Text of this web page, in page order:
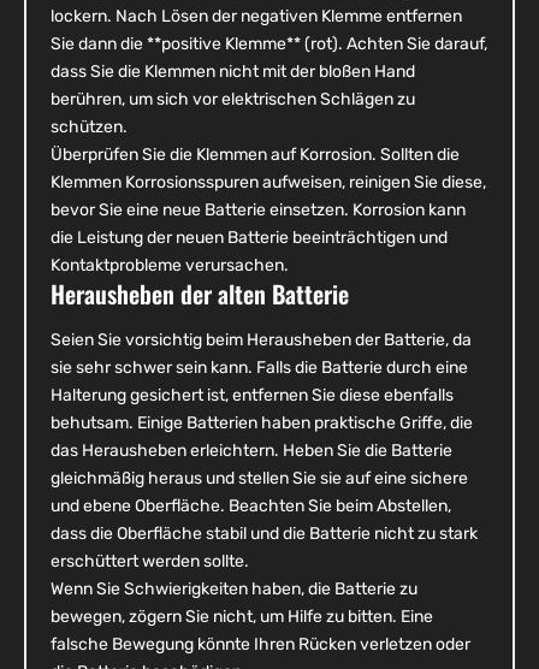
lockern. Nach Lösen der negativen Klemme entfernen
Sie dann die **positive Klemme** (rot). Achten Sie darauf,
dass Sie die Klemmen nicht mit der bloßen Hand
berühren, um sich vor elektrischen Schlägen zu
schützen.
Überprüfen Sie die Klemmen auf Korrosion. Sollten die
Klemmen Korrosionsspuren aufweisen, reinigen Sie diese,
bevor Sie eine neue Batterie einsetzen. Korrosion kann
die Leistung der neuen Batterie beeinträchtigen und
Kontaktprobleme verursachen.
Herausheben der alten Batterie
Seien Sie vorsichtig beim Herausheben der Batterie, da
sie sehr schwer sein kann. Falls die Batterie durch eine
Halterung gesichert ist, entfernen Sie diese ebenfalls
behutsam. Einige Batterien haben praktische Griffe, die
das Herausheben erleichtern. Heben Sie die Batterie
gleichmäßig heraus und stellen Sie sie auf eine sichere
und ebene Oberfläche. Beachten Sie beim Abstellen,
dass die Oberfläche stabil und die Batterie nicht zu stark
erschüttert werden sollte.
Wenn Sie Schwierigkeiten haben, die Batterie zu
bewegen, zögern Sie nicht, um Hilfe zu bitten. Eine
falsche Bewegung könnte Ihren Rücken verletzen oder